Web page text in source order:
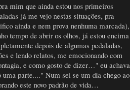
mim que ainda estou nos primeiros
já me vejo nestas situações, pra
ainda e nem prova nenhuma marcada),
tempo de abrir os olhos, já estou encima
depois de algumas pedaladas,
e lendo relatos, me emocionando com
e como gosto de dizer…" eu achava
parte...." Num sei se um dia chego ao
este novo padrão de vida…